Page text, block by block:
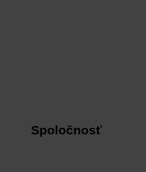
Spoločnosť